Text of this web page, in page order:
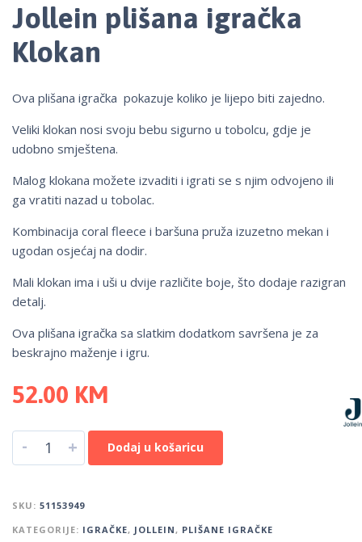
Jollein plišana igračka
Klokan
Ova plišana igračka pokazuje koliko je lijepo biti zajedno.
Veliki klokan nosi svoju bebu sigurno u tobolcu, gdje je
udobno smještena.
Malog klokana možete izvaditi i igrati se s njim odvojeno ili
ga vratiti nazad u tobolac.
Kombinacija coral fleece i baršuna pruža izuzetno mekan i
ugodan osjećaj na dodir.
Mali klokan ima i uši u dvije različite boje, što dodaje razigran
detalj.
Ova plišana igračka sa slatkim dodatkom savršena je za
beskrajno maženje i igru.
52.00 KM
- + Dodaj u košaricu
SKU: 51153949
KATEGORIJE: IGRAČKE, JOLLEIN, PLIŠANE IGRAČKE